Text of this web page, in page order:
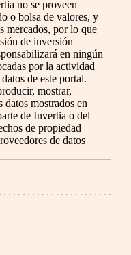
no se proveen
o bolsa de valores, y
mercados, por lo que
de inversión
en ningún
por la actividad
de este portal.
mostrar,
mostrados en
de Invertia o del
de propiedad
de datos